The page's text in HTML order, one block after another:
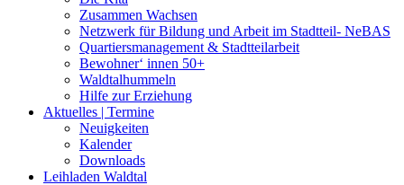
Zusammen Wachsen
Netzwerk für Bildung und Arbeit im Stadtteil- NeBAS
Quartiersmanagement & Stadtteilarbeit
Bewohner‘ innen 50+
Waldtalhummeln
Hilfe zur Erziehung
Aktuelles | Termine
Neuigkeiten
Kalender
Downloads
Leihladen Waldtal